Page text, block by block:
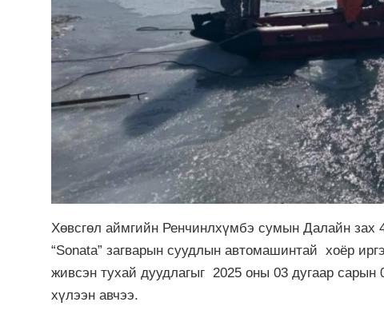
Хөвсгөл аймгийн Ренчинлхүмбэ сумын Далайн зах
“Sonata” загварын суудлын автомашинтай хоёр
живсэн тухай дуудлагыг 2025 оны 03 дугаар
хүлээн авчээ.